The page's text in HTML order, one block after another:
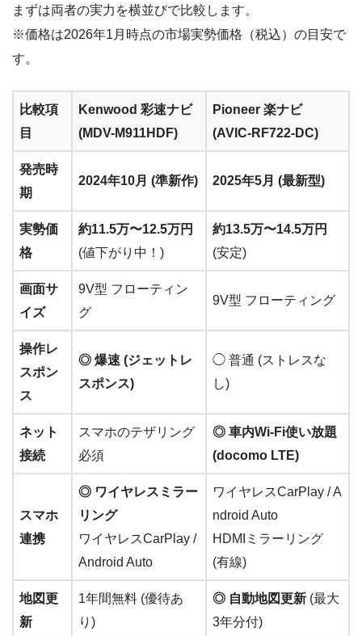
まずは両者の実力を横並びで比較します。
※価格は2026年1月時点の市場実勢価格（税込）の目安で
す。
比較項
目
Kenwood 彩速ナビ
(MDV-M911HDF)
Pioneer 楽ナビ
(AVIC-RF722-DC)
発売時
期
2024年10月 (準新作) 2025年5月 (最新型)
実勢価
格
約11.5万〜12.5万円
(値下がり中！)
約13.5万〜14.5万円
(安定)
画面サ
イズ
9V型 フローティン
グ
9V型 フローティング
操作レ
スポン
ス
◎ 爆速 (ジェットレ
スポンス)
◯ 普通 (ストレスな
し)
ネット
接続
スマホのテザリング
必須
◎ 車内Wi-Fi使い放題
(docomo LTE)
スマホ
連携
◎ ワイヤレスミラー
リング
ワイヤレスCarPlay /
Android Auto
ワイヤレスCarPlay / A
ndroid Auto
HDMIミラーリング
(有線)
地図更
新
1年間無料 (優待あ
り)
◎ 自動地図更新 (最大
3年分付)